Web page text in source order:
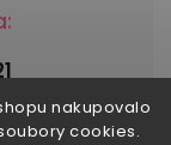
nakupovalo
cookies.